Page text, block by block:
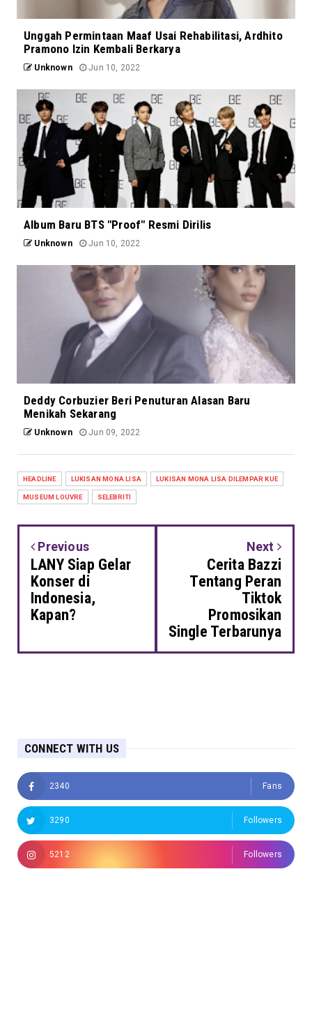
Unggah Permintaan Maaf Usai Rehabilitasi, Ardhito
Pramono Izin Kembali Berkarya
Unknown Jun 10, 2022
Album Baru BTS "Proof" Resmi Dirilis
Unknown Jun 10, 2022
Deddy Corbuzier Beri Penuturan Alasan Baru
Menikah Sekarang
Unknown Jun 09, 2022
HEADLINE LUKISAN MONA LISA LUKISAN MONA LISA DILEMPAR KUE
MUSEUM LOUVRE SELEBRITI
Previous
LANY Siap Gelar
Konser di
Indonesia,
Kapan?
Next
Cerita Bazzi
Tentang Peran
Tiktok
Promosikan
Single Terbarunya
CONNECT WITH US
2340 Fans
3290 Followers
5212 Followers